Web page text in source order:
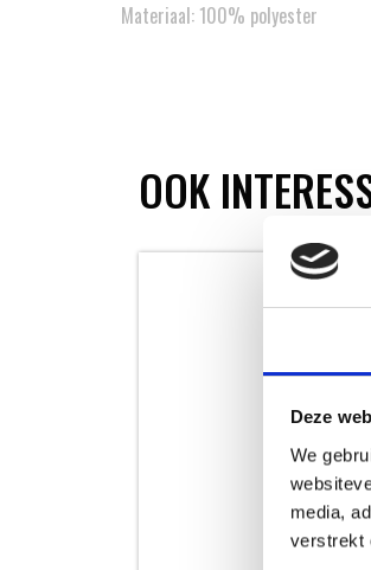
Deze
We
media,
verstrekt
Materiaal: 100% polyester
OOK